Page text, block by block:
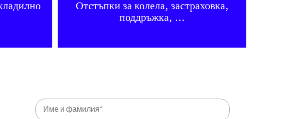
Отстъпки за колела, застраховка,
поддръжка, ...